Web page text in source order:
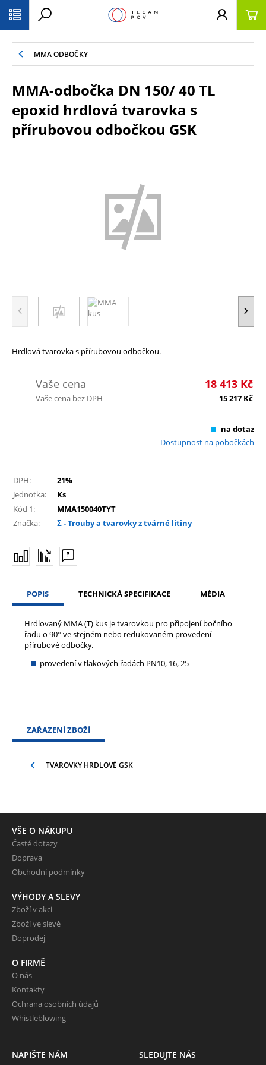
MMA ODBOČKY
MMA-odbočka DN 150/ 40 TL
epoxid hrdlová tvarovka s
přírubovou odbočkou GSK
Hrdlová tvarovka s přírubovou odbočkou.
Vaše cena 18 413 Kč
Vaše cena bez DPH 15 217 Kč
na dotaz
Dostupnost na pobočkách
DPH:
21%
Jednotka:
Ks
Kód 1:
MMA150040TYT
Značka:
Σ - Trouby a tvarovky z tvárné litiny
POPIS TECHNICKÁ SPECIFIKACE MÉDIA
Hrdlovaný MMA (T) kus je tvarovkou pro připojení bočního
řadu o 90° ve stejném nebo redukovaném provedení
přírubové odbočky.
provedení v tlakových řadách PN10, 16, 25
ZAŘAZENÍ ZBOŽÍ
TVAROVKY HRDLOVÉ GSK
VŠE O NÁKUPU
Časté dotazy
Doprava
Obchodní podmínky
VÝHODY A SLEVY
Zboží v akci
Zboží ve slevě
Doprodej
O FIRMĚ
O nás
Kontakty
Ochrana osobních údajů
Whistleblowing
NAPIŠTE NÁM SLEDUJTE NÁS